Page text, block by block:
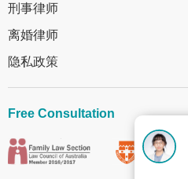
刑事律师
离婚律师
隐私政策
Free Consultation